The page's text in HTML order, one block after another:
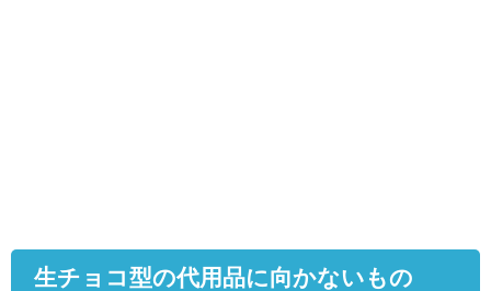
生チョコ型の代用品に向かないもの